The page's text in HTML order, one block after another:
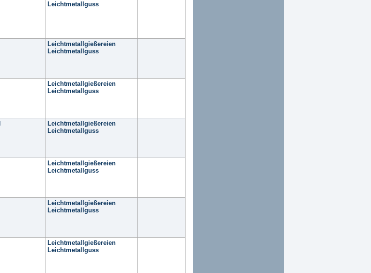
Leichtmetallguss
Leichtmetallgießereien
Leichtmetallguss
Leichtmetallgießereien
Leichtmetallguss
Leichtmetallgießereien
Leichtmetallguss
Leichtmetallgießereien
Leichtmetallguss
Leichtmetallgießereien
Leichtmetallguss
Leichtmetallgießereien
Leichtmetallguss